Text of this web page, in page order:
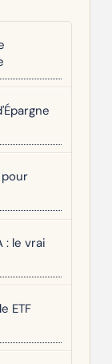
: le vrai
ETF